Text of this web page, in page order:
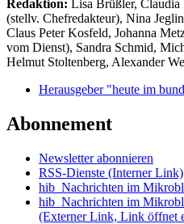
Redaktion: Lisa Brüßler,
(stellv. Chefredakteur), Nina
Claus Peter Kosfeld, Johanna
vom Dienst), Sandra Schmid,
Helmut Stoltenberg, Alexander
Herausgeber "heute im
Abonnement
Newsletter abonnieren
RSS-Dienste (Interner Link)
hib_Nachrichten im
hib_Nachrichten im
(Externer Link, Link öffnet